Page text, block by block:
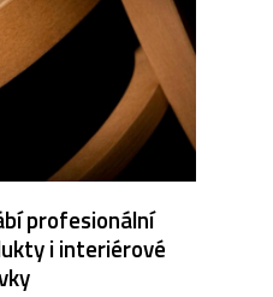
profesionální
i interiérové